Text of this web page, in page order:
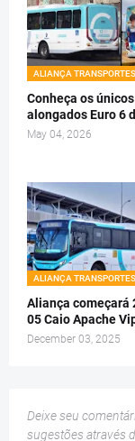
ALIANÇA TRANSPORTES
Conheça os
alongados Euro 6
May 04, 2026
ALIANÇA TRANSPORTES
Aliança começará
05 Caio Apache
December 03, 2025
Deixe seu
sugestões através